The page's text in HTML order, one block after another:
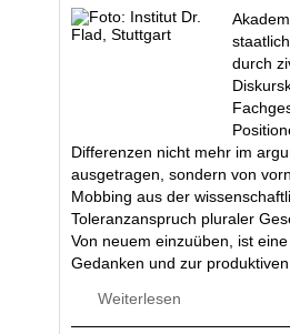
durch
Differenzen nicht mehr im
ausgetragen, sondern von
Mobbing aus der
Toleranzanspruch pluraler
Von neuem einzuüben, ist
Gedanken und zur
Weiterlesen